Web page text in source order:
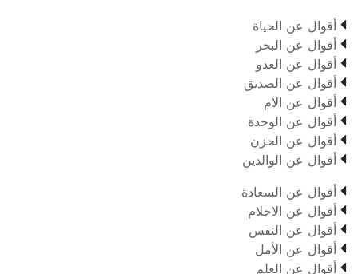
 أقوال عن الحياة
 أقوال عن البحر
 أقوال عن العدو
 أقوال عن الصديق
 أقوال عن الام
 أقوال عن الوحدة
 أقوال عن الحزن
 أقوال عن الوالدين
 أقوال عن السعادة
 أقوال عن الاحلام
 أقوال عن النفس
 أقوال عن الأمل
 أقوال عن العلم